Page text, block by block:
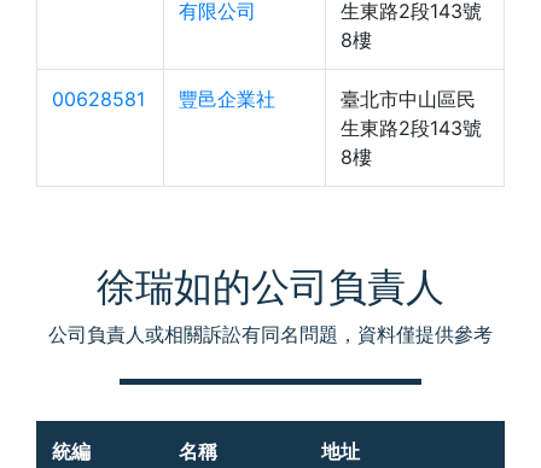
有限公司
生東路2段143號
8樓
00628581 豐邑企業社
臺北市中山區民
生東路2段143號
8樓
徐瑞如的公司負責人
公司負責人或相關訴訟有同名問題，資料僅提供參考
統編 名稱 地址